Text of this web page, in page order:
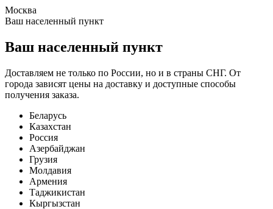
Москва
Ваш населенный пункт
Ваш населенный пункт
Доставляем не только по России, но и в страны СНГ. От
города зависят цены на доставку и доступные способы
получения заказа.
Беларусь
Казахстан
Россия
Азербайджан
Грузия
Молдавия
Армения
Таджикистан
Кыргызстан